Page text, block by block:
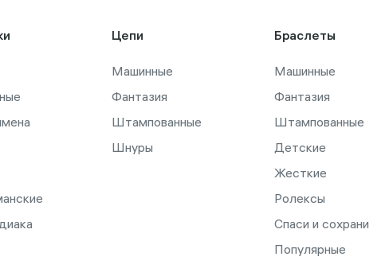
Цепи
Машинные
Фантазия
Штампованные
Шнуры
Браслеты
Машинные
Фантазия
Штампованные
Детские
Жесткие
Ролексы
Спаси и сохрани
Популярные